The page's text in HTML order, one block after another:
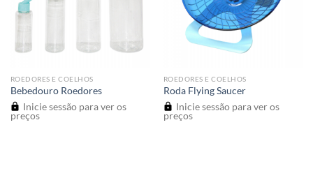
ROEDORES E COELHOS
Bebedouro Roedores
Inicie sessão para ver os
preços
ROEDORES E COELHOS
Roda Flying Saucer
Inicie sessão para ver os
preços